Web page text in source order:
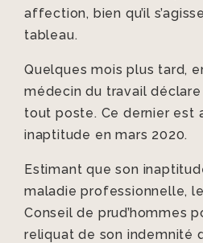
affection, bien qu’il
tableau.
Quelques mois plus tard,
médecin du travail déclare
tout poste. Ce dernier est
inaptitude en mars 2020.
Estimant que son
maladie professionnelle,
Conseil de prud’hommes
reliquat de son indemnité